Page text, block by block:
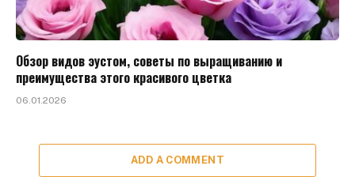
Обзор видов эустом, советы по выращиванию и
преимущества этого красивого цветка
06.01.2026
ADD A COMMENT